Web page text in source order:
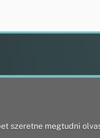
nyilatkozat
szeretne megtudni